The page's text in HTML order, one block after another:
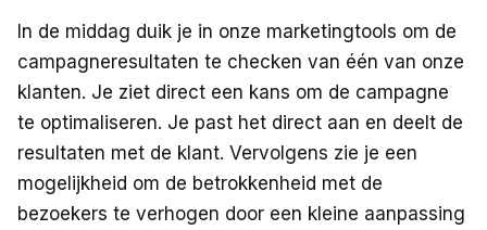
In de middag duik je in onze marketingtools om de
campagneresultaten te checken van één van onze
klanten. Je ziet direct een kans om de campagne
te optimaliseren. Je past het direct aan en deelt de
resultaten met de klant. Vervolgens zie je een
mogelijkheid om de betrokkenheid met de
bezoekers te verhogen door een kleine aanpassing